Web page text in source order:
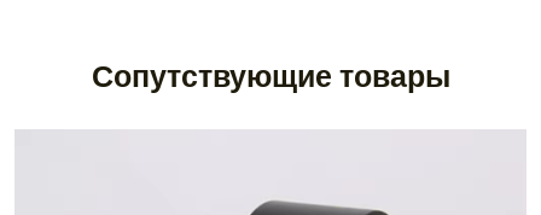
Сопутствующие товары